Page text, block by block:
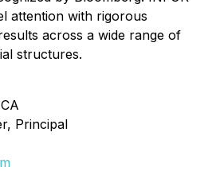
attention with rigorous
across a wide range of
structures.
Principal